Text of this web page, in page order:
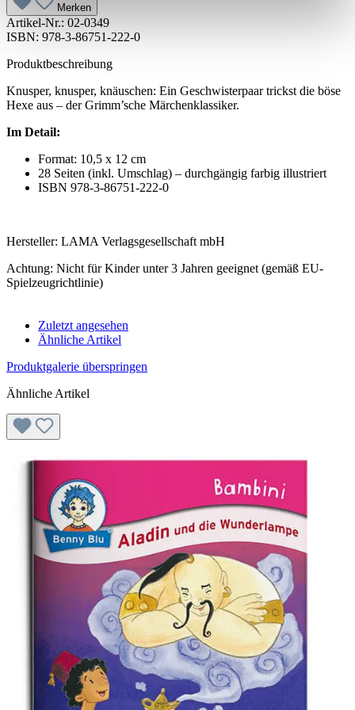
Merken
Artikel-Nr.: 02-0349
ISBN: 978-3-86751-222-0
Produktbeschreibung
Knusper, knusper, knäuschen: Ein Geschwisterpaar trickst die böse
Hexe aus – der Grimm’sche Märchenklassiker.
Im Detail:
Format: 10,5 x 12 cm
28 Seiten (inkl. Umschlag) – durchgängig farbig illustriert
ISBN 978-3-86751-222-0
Hersteller: LAMA Verlagsgesellschaft mbH
Achtung: Nicht für Kinder unter 3 Jahren geeignet (gemäß EU-
Spielzeugrichtlinie)
Zuletzt angesehen
Ähnliche Artikel
Produktgalerie überspringen
Ähnliche Artikel